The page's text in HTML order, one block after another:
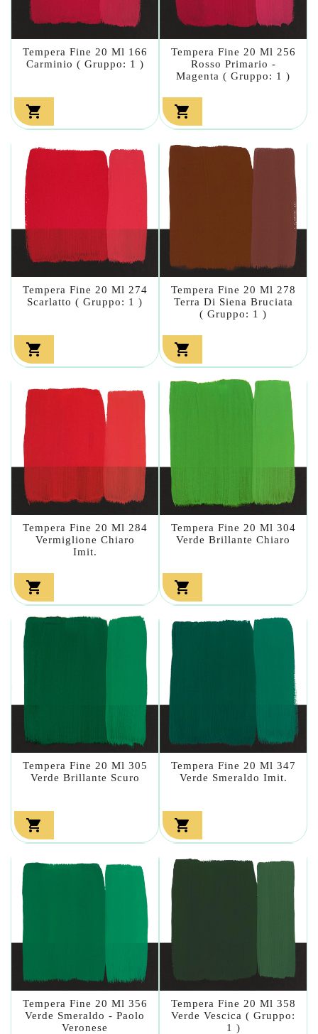
Tempera Fine 20 Ml 166
Carminio ( Gruppo: 1 )

Tempera Fine 20 Ml 256
Rosso Primario -
Magenta ( Gruppo: 1 )

Tempera Fine 20 Ml 274
Scarlatto ( Gruppo: 1 )

Tempera Fine 20 Ml 278
Terra Di Siena Bruciata
( Gruppo: 1 )

Tempera Fine 20 Ml 284
Vermiglione Chiaro
Imit.

Tempera Fine 20 Ml 304
Verde Brillante Chiaro

Tempera Fine 20 Ml 305
Verde Brillante Scuro

Tempera Fine 20 Ml 347
Verde Smeraldo Imit.

Tempera Fine 20 Ml 356
Verde Smeraldo - Paolo
Veronese
Tempera Fine 20 Ml 358
Verde Vescica ( Gruppo:
1 )